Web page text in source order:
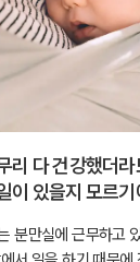
리 다 건강했더
이 있을지 모르
분만실에 근무하고